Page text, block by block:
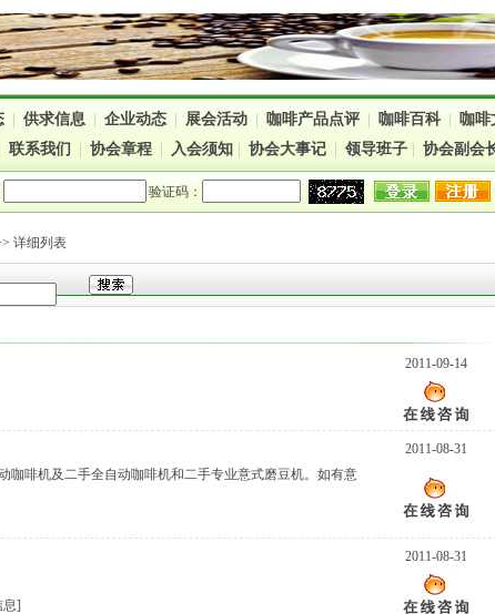
供求信息 企业动态 展会活动 咖啡产品点评 咖啡百科
咖啡
联系我们 协会章程 入会须知 协会大事记 领导班子 协会副会
验证码：
详细列表
2011-09-14
2011-08-31
咖啡机及二手全自动咖啡机和二手专业意式磨豆机。如有意
2011-08-31
息]